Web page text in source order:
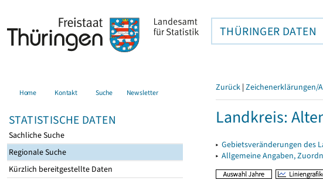
THÜRINGER DATEN
Home Kontakt Suche Newsletter
STATISTISCHE DATEN
Sachliche Suche
Regionale Suche
Kürzlich bereitgestellte Daten
Zurück | Zeichenerklärungen/
Landkreis:
▸ Gebietsveränderungen des
▸ Allgemeine Angaben,